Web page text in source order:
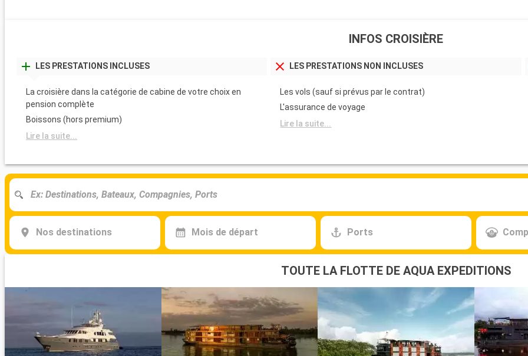
INFOS CROISIÈRE
LES PRESTATIONS INCLUSES
La croisière dans la catégorie de cabine de votre choix en
pension complète
Boissons (hors premium)
Lire la suite...
LES PRESTATIONS NON INCLUSES
Les vols (sauf si prévus par le contrat)
L'assurance de voyage
Lire la suite...
Nos destinations Mois de départ Ports
TOUTE LA FLOTTE DE AQUA EXPEDITIONS